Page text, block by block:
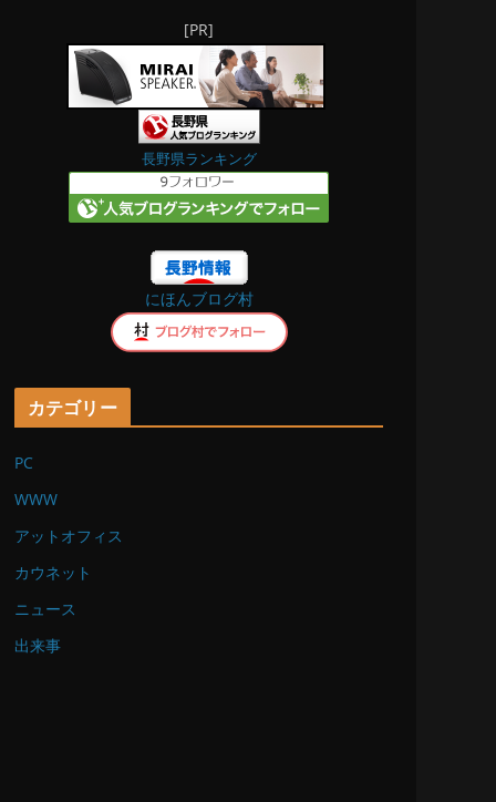
c
e
o
n
e
[PR]
長野県ランキング
にほんブログ村
カテゴリー
PC
WWW
アットオフィス
カウネット
ニュース
出来事